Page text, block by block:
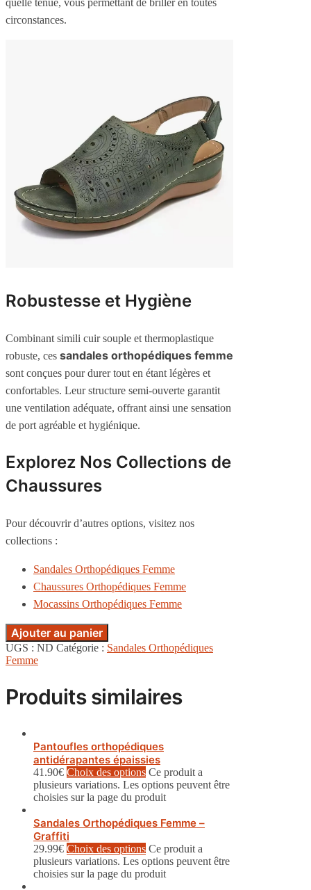
circonstances.
Robustesse et Hygiène
Combinant simili cuir souple et thermoplastique
robuste, ces sandales orthopédiques femme
sont conçues pour durer tout en étant légères et
confortables. Leur structure semi-ouverte garantit
une ventilation adéquate, offrant ainsi une sensation
de port agréable et hygiénique.
Explorez Nos Collections de
Chaussures
Pour découvrir d’autres options, visitez nos
collections :
Sandales Orthopédiques Femme
Chaussures Orthopédiques Femme
Mocassins Orthopédiques Femme
Ajouter au panier
UGS : ND Catégorie : Sandales Orthopédiques
Femme
Produits similaires
Pantoufles orthopédiques
antidérapantes épaissies
41.90€ Choix des options Ce produit a
plusieurs variations. Les options peuvent être
choisies sur la page du produit
Sandales Orthopédiques Femme –
Graffiti
29.99€ Choix des options Ce produit a
plusieurs variations. Les options peuvent être
choisies sur la page du produit